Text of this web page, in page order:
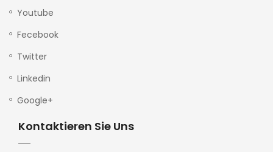
Youtube
Fecebook
Twitter
Linkedin
Google+
Kontaktieren Sie Uns